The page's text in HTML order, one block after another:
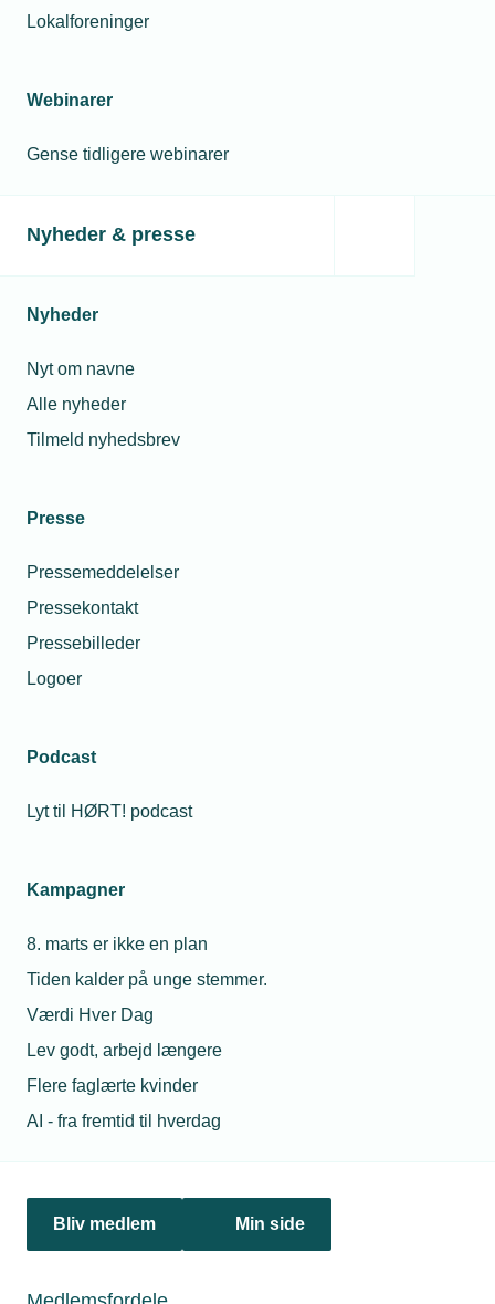
Lokalforeninger
Webinarer
Gense tidligere webinarer
Nyheder & presse
Nyheder
Nyt om navne
Alle nyheder
Tilmeld nyhedsbrev
Presse
Pressemeddelelser
Pressekontakt
Pressebilleder
Logoer
Podcast
Lyt til HØRT! podcast
Kampagner
8. marts er ikke en plan
Tiden kalder på unge stemmer.
Værdi Hver Dag
Lev godt, arbejd længere
Flere faglærte kvinder
AI - fra fremtid til hverdag
Bliv medlem Min side
Politik & analyse
jura@tekniq.dk
tekniq@tekniq.dk